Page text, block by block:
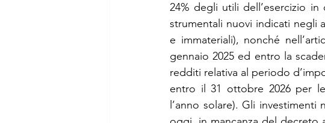
24% degli utili dell’esercizio
strumentali nuovi indicati negli
e immateriali), nonché
gennaio 2025 ed entro la
redditi relativa al periodo
entro il 31 ottobre 2026 per
l’anno solare). Gli